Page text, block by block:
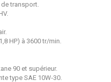
transport.
HP) à 3600 tr/min.
90 et supérieur.
type SAE 10W-30.